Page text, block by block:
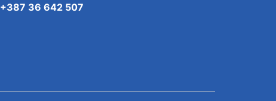
+387 36 642 507